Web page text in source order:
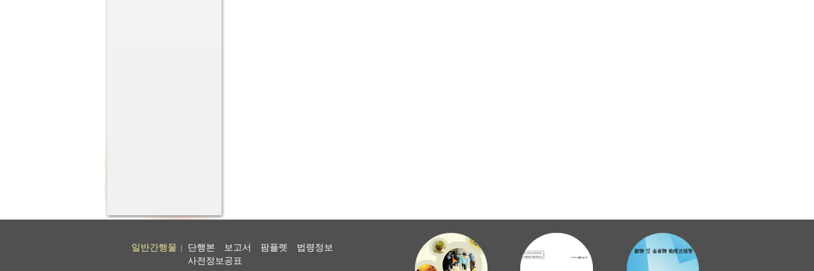
일반간행물 단행본 보고서 팜플렛
법령정보
사전정보공표